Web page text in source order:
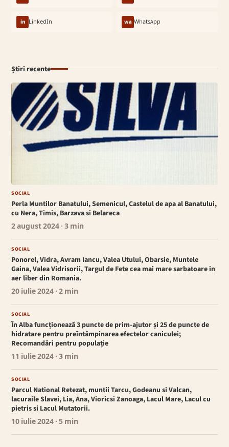
in LinkedIn wa WhatsApp
Știri recente
SOCIAL
Perla Muntilor Banatului, Semenicul, Castelul de apa al Banatului,
cu Nera, Timis, Barzava si Belareca
2 august 2024 · 3 min
SOCIAL
Ponorel, Vidra, Avram Iancu, Valea Utului, Obarsie, Muntele
Gaina, Valea Vidrisorii, Targul de Fete cea mai mare sarbatoare in
aer liber din Romania.
20 iulie 2024 · 2 min
SOCIAL
În Alba funcționează 3 puncte de prim-ajutor și 25 de puncte de
hidratare pentru preîntâmpinarea efectelor caniculei;
Recomandări pentru populație
11 iulie 2024 · 3 min
SOCIAL
Parcul National Retezat, muntii Tarcu, Godeanu si Valcan,
lacuraile Slavei, Lia, Ana, Vioricsi Zanoaga, Lacul Mare, Lacul cu
pietris si Lacul Mutatorii.
10 iulie 2024 · 5 min